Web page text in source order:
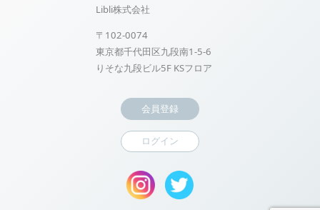
Libli株式会社
〒102-0074
東京都千代田区九段南1-5-6
りそな九段ビル5F KSフロア
会員登録
ログイン